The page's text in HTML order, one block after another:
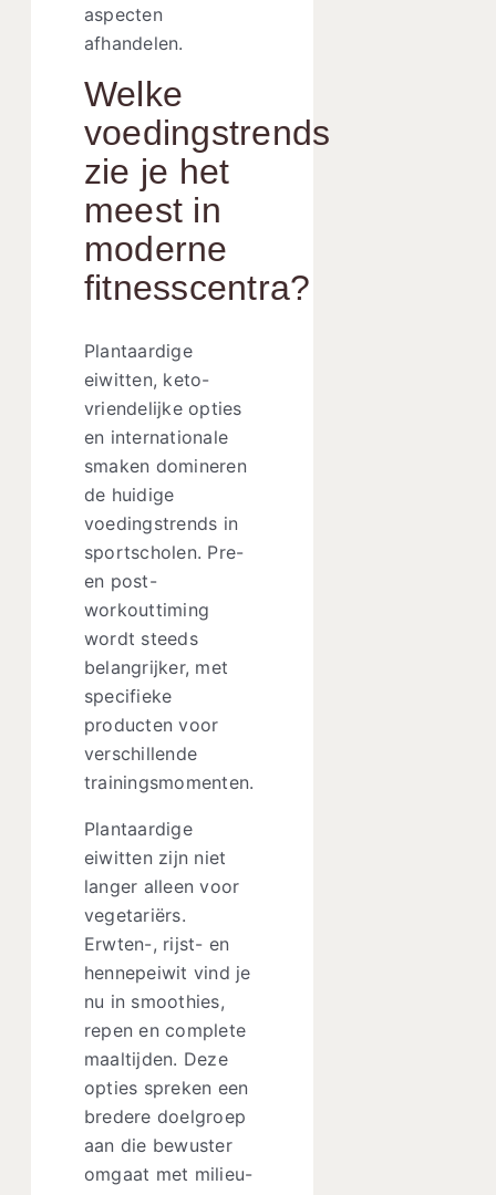
aspecten
afhandelen.
Welke
voedingstrends
zie je het
meest in
moderne
fitnesscentra?
Plantaardige
eiwitten, keto-
vriendelijke opties
en internationale
smaken domineren
de huidige
voedingstrends in
sportscholen. Pre-
en post-
workouttiming
wordt steeds
belangrijker, met
specifieke
producten voor
verschillende
trainingsmomenten.
Plantaardige
eiwitten zijn niet
langer alleen voor
vegetariërs.
Erwten-, rijst- en
hennepeiwit vind je
nu in smoothies,
repen en complete
maaltijden. Deze
opties spreken een
bredere doelgroep
aan die bewuster
omgaat met milieu-